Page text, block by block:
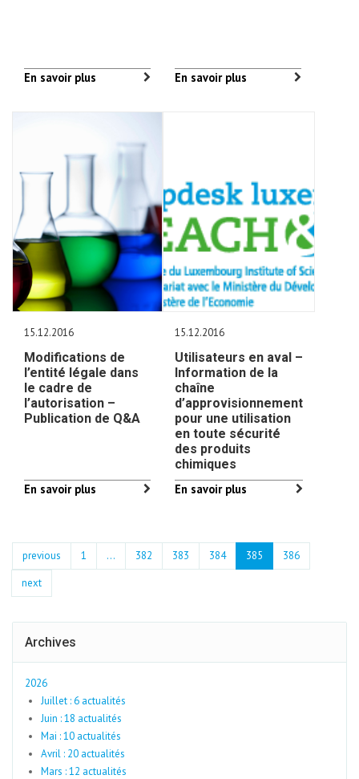
En savoir plus En savoir plus
15.12.2016
Modifications de
l’entité légale dans
le cadre de
l’autorisation –
Publication de Q&A
En savoir plus
15.12.2016
Utilisateurs en aval –
Information de la
chaîne
d’approvisionnement
pour une utilisation
en toute sécurité
des produits
chimiques
En savoir plus
previous 1 ... 382 383 384 385
386
next
Archives
2026
Juillet : 6 actualités
Juin : 18 actualités
Mai : 10 actualités
Avril : 20 actualités
Mars : 12 actualités